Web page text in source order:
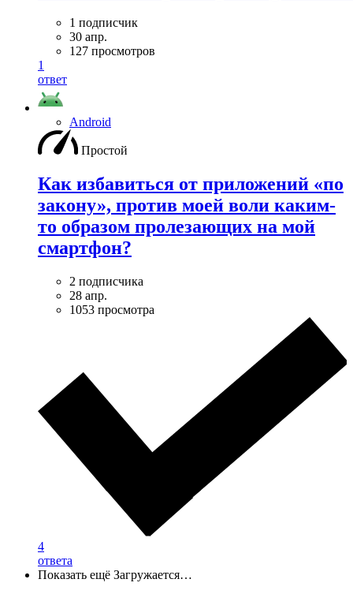
1 подписчик
30 апр.
127 просмотров
1
ответ
Android
Простой
Как избавиться от приложений «по
закону», против моей воли каким-
то образом пролезающих на мой
смартфон?
2 подписчика
28 апр.
1053 просмотра
4
ответа
Показать ещё Загружается…